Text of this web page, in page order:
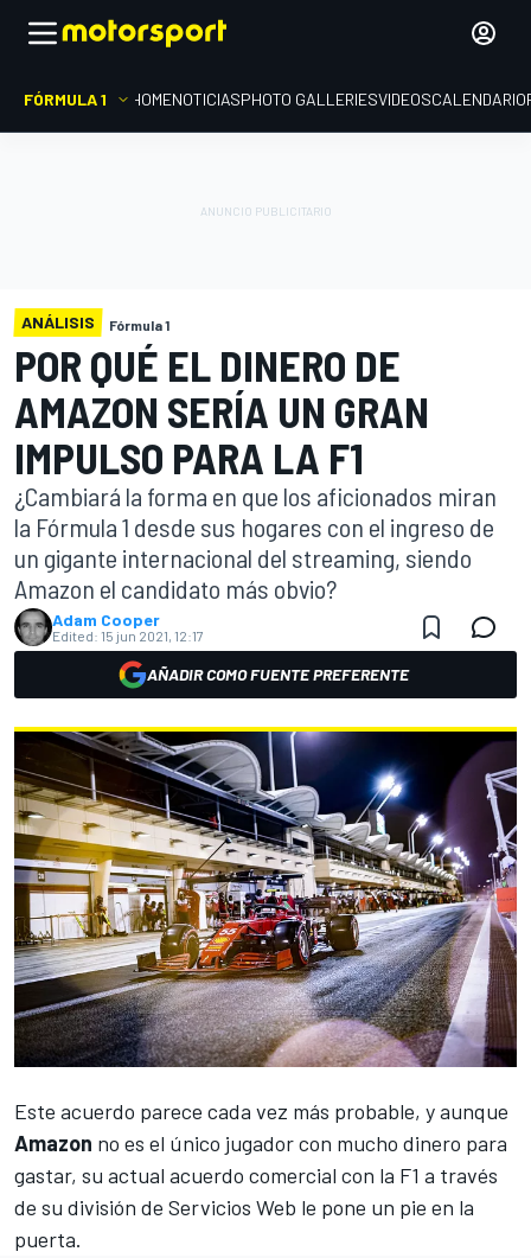
FÓRMULA 1 HOMENOTICIASPHOTO GALLERIESVIDEOSCALENDARIO
ANÁLISIS Fórmula 1
POR QUÉ EL DINERO DE
AMAZON SERÍA UN GRAN
IMPULSO PARA LA F1
¿Cambiará la forma en que los aficionados miran
la Fórmula 1 desde sus hogares con el ingreso de
un gigante internacional del streaming, siendo
Amazon el candidato más obvio?
Adam Cooper
Edited: 15 jun 2021, 12:17
AÑADIR COMO FUENTE PREFERENTE
Este acuerdo parece cada vez más probable, y aunque
Amazon no es el único jugador con mucho dinero para
gastar, su actual acuerdo comercial con la F1 a través
de su división de Servicios Web le pone un pie en la
puerta.